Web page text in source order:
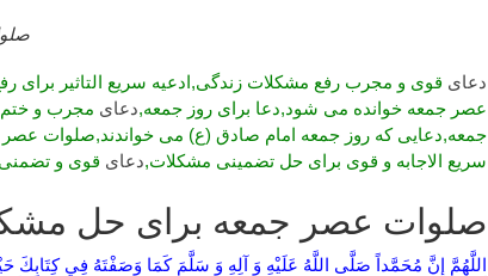
دعای قوی و مجرب رفع مشکلات زندگی,ادعیه سریع التاثیر برای
عصر جمعه خوانده می شود,دعا برای روز جمعه,دعای مجرب و ختم
جمعه,دعایی که روز جمعه امام صادق (ع) می خواندند,صلوات
سریع الاجابه و قوی برای حل تضمینی مشکلات,دعای قوی و
صلوات عصر جمعه برای حل
اللَّهُمَّ إِنَّ مُحَمَّداً صَلَّى اللَّهُ عَلَيْهِ وَ آلِهِ وَ سَلَّمَ كَمَا وَصَفْتَهُ‏ فِي‏ كِتَابِكَ‏ حَيْثُ‏ تَقُولُ‏ لَقَدْ جاءَكُمْ رَسُولٌ مِنْ أَنْفُسِكُمْ عَزِيزٌ عَلَيْهِ ما عَنِتُّمْ حَرِيصٌ عَلَيْكُمْ بِالْمُؤْمِنِينَ‏ رَؤُفٌ رَحِيمٌ‏ فَأَشْهَدُ أَنَّهُ كَذَلِكَ وَ أَنَّكَ لَمْ تَأْمُرْ بِالصَّلَاةِ عَلَيْهِ إِلَّا بَعْدَ أَنْ صَلَّيْتَ عَلَيْهِ أَنْتَ وَ مَلَائِكَتُكَ وَ أَنْزَلْتَ فِي مُحْكَمِ قُرْآنِكَ‏ إِنَّ اللَّهَ وَ مَلائِكَتَهُ يُصَلُّونَ عَلَى النَّبِيِّ يا أَيُّهَا الَّذِينَ آمَنُوا صَلُّوا عَلَيْهِ وَ سَلِّمُوا تَسْلِيماً لَا لِحَاجَةٍ إِلَى صَلَاةِ أَحَدٍ مِنَ الْمَخْلُوقِينَ بَعْدَ صَلَاتِكَ عَلَيْهِ وَ لَا إِلَى تَزْكِيَتِهِمْ إِيَّاهُ بَعْدَ تَزْكِيَتِكَ بَلِ الْخَلْقُ جَمِيعاً هُمُ الْمُحْتَاجُونَ إِلَى ذَلِكَ لِأَنَّكَ جَعَلْتَهُ بَابَكَ الَّذِي لَا تَقْبَلُ مِمَّنْ أَتَاكَ إِلَّا مِنْهُ وَ جَعَلْتَ الصَّلَاةَ عَلَيْهِ قُرْبَةً مِنْكَ وَ وَسِيلَةً إِلَيْكَ وَ زُلْفَةً عِنْدَكَ وَ دَلَلْتَ الْمُؤْمِنِينَ عَلَيْهِ وَ أَمَرْتَهُمْ بِالصَّلَاةِ عَلَيْهِ لِيَزْدَادُوا بِهَا أَثَرَةً لَدَيْكَ وَ كَرَامَةً عَلَيْكَ وَ وَكَّلْتَ بِالْمُصَلِّينَ عَلَيْهِ مَلَائِكَتَكَ يُصَلُّونَ عَلَيْهِ وَ يُبَلِّغُونَهُ صَلَاتَهُمْ وَ تَسْلِيمَهُمْ اللَّهُمَّ رَبَّ مُحَمَّدٍ صَلَّى اللَّهُ عَلَيْهِ وَ آلِهِ فَإِنِّي أَسْأَلُكَ بِمَا عَظَّمْتَ مِنْ أَمْرِ مُحَمَّدٍ وَ أَوْجَبْتَ مِنْ حَقِّهِ أَنْ تُطْلِقَ لِسَانِي مِنَ الصَّلَاةِ عَلَيْهِ بِمَا تُحِبُّ وَ تَرْضَى وَ بِمَا لَمْ تُطْلِقْ بِهِ لِسَانَ أَحَدٍ مِنْ خَلْقِكَ وَ لَمْ تُعْطِهِ إِيَّاهُ ثُمَّ تُؤْتِينِي عَلَى ذَلِكَ مُرَافَقَتَهُ حَيْثُ أَحْلَلْتَهُ عَلَى قُدْسِكَ وَ جَنَّاتِ فِرْدَوْسِكَ ثُمَّ لَا تُفَرِّقْ بَيْنِي وَ بَيْنَهُ اللَّهُمَّ إِنِّي أَبْدَأُ بِالشَّهَادَةِ لَهُ ثُمَّ بِالصَّلَاةِ عَلَيْهِ وَ إِنْ كُنْتُ لَا أَبْلُغُ مِنْ ذَلِكَ رِضَى نَفْسِي وَ لَا يُعَبِّرُهُ لِسَانِي عَنْ ضَمِيرِي وَ لَا أُلَامُ عَلَى التَّقْصِيرِ مِنِّي لِعَجْزِ قُدْرَتِي عَنْ بُلُوغِ الْوَاجِبِ عَلَيَّ مِنْهُ لِأَنَّهُ حَظٌّ لِي وَ حَقٌّ عَلَيَّ وَ أَدَاءٌ لِمَا أَوْجَبْتَ لَهُ فِي عُنُقِي أَنْ [أَنَّهُ‏] قَدْ بَلَّغَ رِسَالاتِكَ غَيْرَ مُفَرِّطٍ فِيمَا أَمَرْتَ وَ لَا مُجَاوِزٍ لِمَا نَهَيْتَ وَ لَا مُقَصِّرٍ فِيمَا أَرَدْتَ وَ لَا مُتَعَدٍّ لِمَا أَوْصَيْتَ وَ تَلَا آيَاتِكَ عَلَى مَا أَنْزَلْتَ إِلَيْهِ وَحْيَكَ وَ جَاهَدَ فِي سَبِيلِكَ مُقْبِلًا غَيْرَ مُدْبِرٍ وَ وَفَى بِعَهْدِكَ وَ صَدَّقَ وَعْدَكَ وَ صَدَعَ بِأَمْرِكَ لَا يَخَافُ فِيكَ لَوْمَةَ لَائِمٍ وَ بَاعَدَ فِيكَ الْأَقْرَبِينَ وَ قَرَّبَ فِيكَ الْأَبْعَدِينَ وَ أَمَرَ بِطَاعَتِكَ وَ ائْتَمَرَ بِهَا سِرّاً وَ عَلَانِيَةً وَ نَهَى عَنْ مَعْصِيَتِكَ وَ انْتَهَى عَنْهَا وَ أَشْهَدُ أَنَّهُ تَوَلَّى‏ مِنَ الدُّنْيَا رَاضِياً عَنْكَ مَرْضِيّاً عِنْدَكَ مَحْمُوداً فِي الْمُقَرَّبِينَ وَ أَنْبِيَائِكَ الْمُرْسَلِينَ وَ عِبَادِكَ الصَّالِحِينَ الْمُصْطَفَيْنَ وَ أَنَّهُ غَيْرُ مُلِيمٍ وَ لَا ذَمِيمٍ وَ أَنَّهُ لَمْ يَكُنْ مِنَ الْمُتَكَلِّفِينَ وَ أَنَّهُ لَمْ يَكُنْ سَاحِراً وَ لَا سُحِرَ لَهُ وَ لَا كَاهِناً وَ لَا تُكُهِّنَ لَهُ وَ لَا شَاعِراً وَ لَا شُعِرَ لَهُ وَ لَا كَذَّاباً وَ أَنَّهُ رَسُولُكَ وَ خَاتَمُ النَّبِيِّينَ‏ جاءَ بِالْحَقِ‏ مِنْ عِنْدِ الْحَقِ‏ وَ صَدَّقَ الْمُرْسَلِينَ‏ وَ أَشْهَدُ أَنَّ الَّذِينَ كَذَّبُوهُ ذَائِقُو الْعَذابِ الْأَلِيمِ‏ وَ أَشْهَدُ أَنَّ مَا أَتَانَا بِهِ مِنْ عِنْدِكَ وَ أَخْبَرَنَا بِهِ عَنْكَ أَنَّهُ الْحَقُّ الْيَقِينُ لَا شَكَّ فِيهِ مِنْ رَبِّ الْعَالَمِينَ اللَّهُمَّ فَصَلِّ عَلَى مُحَمَّدٍ عَبْدِكَ وَ رَسُولِكَ وَ نَبِيِّكَ وَ وَلِيِّكَ وَ نَجِيِّكَ وَ صَفِيِّكَ وَ صَفْوَتِكَ وَ خِيَرَتِكَ مِنْ خَلْقِكَ الَّذِي انْتَجَبْتَهُ لِرِسَالاتِكَ وَ اسْتَخْلَصْتَهُ لِدِينِكَ وَ اسْتَرْعَيْتَهُ عِبَادَكَ وَ ائْتَمَنْتَهُ عَلَى وَحْيِكَ عَلَمِ الْهُدَى وَ بَابِ النُّهَى وَ الْعُرْوَةِ الْوُثْقَى فِيمَا بَيْنَكَ وَ بَيْنَ خَلْقِكَ الشَّاهِدِ لَهُمْ وَ الْمُهَيْمِنِ عَلَيْهِمْ أَشْرَفَ وَ أَفْضَلَ وَ أَزْكَى‏ وَ أَطْهَرَ وَ أَنْمَى وَ أَطْيَبَ مَا صَلَّيْتَ عَلَى أَحَدٍ مِنْ خَلْقِكَ وَ أَنْبِيَائِكَ وَ رُسُلِكَ وَ أَصْفِيَائِكَ وَ الْمُخْلَصِينَ مِنْ عِبَادِكَ اللَّهُمَّ وَ اجْعَلْ صَلَوَاتِكَ وَ غُفْرَانَكَ وَ رِضْوَانَكَ وَ مُعَافَاتَكَ وَ كَرَامَتَكَ وَ رَحْمَتَكَ وَ مَنَّكَ وَ فَضْلَكَ وَ سَلَامَكَ وَ شَرَفَكَ وَ إِعْظَامَكَ وَ تَبْجِيلَكَ وَ صَلَوَاتِ مَلَائِكَتِكَ وَ رُسُلِكَ وَ أَنْبِيَائِكَ وَ الْأَوْصِيَاءِ وَ الشُّهَدَاءِ وَ الصِّدِّيقِينَ وَ عِبَادِكَ الصَّالِحِينَ‏ وَ حَسُنَ أُولئِكَ رَفِيقاً وَ أَهْلِ السَّمَاوَاتِ وَ الْأَرَضِينَ وَ مَا بَيْنَهُمَا وَ مَا فَوْقَهُمَا وَ مَا تَحْتَهُمَا وَ مَا بَيْنَ الْخَافِقَيْنِ وَ مَا بَيْنَ الْهَوَاءِ وَ الشَّمْسِ وَ الْقَمَرِ وَ النُّجُومِ وَ الْجِبَالِ وَ الشَّجَرِ وَ الدَّوَابِّ وَ مَا سَبَّحَ لَكَ فِي الْبَرِّ وَ الْبَحْرِ وَ فِي الظُّلْمَةِ وَ الضِّيَاءِ بِالْغُدُوِّ وَ الْآصالِ‏ وَ فِي آنَاءِ اللَّيْلِ وَ أَطْرَافِ النَّهَارِ وَ سَاعَاتِهِ عَلَى مُحَمَّدِ بْنِ عَبْدِ اللَّهِ سَيِّدِ الْمُرْسَلِينَ وَ خَاتَمِ النَّبِيِّينَ وَ إِمَامِ الْمُتَّقِينَ وَ مَوْلَى الْمُؤْمِنِينَ وَ وَلِيِّ الْمُسْلِمِينَ وَ قَائِدِ الْغُرِّ الْمُحَجَّلِينَ وَ رَسُولِ رَبِّ الْعَالَمِينَ‏ إِلَى الْجِنِّ وَ الْإِنْسِ وَ الْأَعْجَمِينَ وَ الشَّاهِدِ الْبَشِيرِ وَ الْأَمِيرِ النَّذِيرِ الدَّاعِي إِلَيْكَ بِإِذْنِكَ السِّرَاجِ الْمُنِيرِ اللَّهُمَّ صَلِّ عَلَى مُحَمَّدٍ وَ آلِ مُحَمَّدٍ فِي الْأَوَّلِينَ اللَّهُمَّ صَلِّ عَلَى مُحَمَّدٍ فِي الْآخِرِينَ وَ صَلِّ عَلَى مُحَمَّدٍ يَوْمَ الدِّينِ‏ يَوْمَ يَقُومُ النَّاسُ لِرَبِّ الْعالَمِينَ‏ اللَّهُمَّ صَلِّ عَلَى مُحَمَّدٍ كَمَا هَدَيْتَنَا بِهِ اللَّهُمَّ صَلِّ عَلَى مُحَمَّدٍ كَمَا أَنْعَشْتَنَا بِهِ اللَّهُمَّ صَلِّ عَلَى مُحَمَّدٍ كَمَا اسْتَنْقَذْتَنَا بِهِ اللَّهُمَّ صَلِّ عَلَى مُحَمَّدٍ كَمَا أَحْيَيْتَنَا بِهِ اللَّهُمَّ صَلِّ عَلَى مُحَمَّدٍ كَمَا شَرَّفْتَنَا بِهِ اللَّهُمَّ صَلِّ عَلَى مُحَمَّدٍ كَمَا أَعْزَزْتَنَا بِهِ اللَّهُمَّ صَلِّ عَلَى مُحَمَّدٍ كَمَا فَضَّلْتَنَا بِهِ اللَّهُمَّ اجْزِ نَبِيَّنَا مُحَمَّداً صَلَّى اللَّهُ عَلَيْهِ وَ آلِهِ أَفْضَلَ مَا أَنْتَ جَازٍ يَوْمَ الْقِيَامَةِ نَبِيّاً عَنْ أُمَّتِهِ وَ رَسُولًا عَمَّنْ أَرْسَلْتَهُ إِلَيْهِ اللَّهُمَّ اخْصُصْهُ بِأَفْضَلِ قِسَمِ الْفَضَائِلِ وَ بَلِّغْهُ أَعْلَى شَرَفِ الْمُكْرَمِينَ مِنَ الدَّرَجَاتِ الْعُلَى فِي أَعْلَى عِلِّيِّينَ‏ فِي جَنَّاتٍ وَ نَهَرٍ فِي مَقْعَدِ صِدْقٍ عِنْدَ مَلِيكٍ مُقْتَدِرٍ اللَّهُمَّ أَعْطِ مُحَمَّداً صَلَّى اللَّهُ عَلَيْهِ وَ آلِهِ حَتَّى يَرْضَى وَ زِدْهُ بَعْدَ الرِّضَا وَ اجْعَلْهُ أَكْرَمَ خَلْقِكَ مِنْكَ مَجْلِساً وَ أَعْظَمَهُمْ عِنْدَكَ‏ جَاهاً وَ أَوْفَرَهُمْ عِنْدَكَ حَظّاً فِي كُلِّ خَيْرٍ أَنْتَ قَاسِمُهُ بَيْنَهُمْ اللَّهُمَّ أَوْرِدْ عَلَيْهِ مِنْ ذُرِّيَّتِهِ وَ أَزْوَاجِهِ وَ أَهْلِ بَيْتِهِ وَ ذَوِي قَرَابَتِهِ وَ أُمَّتِهِ مَنْ تُقِرُّ بِهِ عَيْنَهُ وَ أَقْرِرْ عُيُونَنَا بِرُؤْيَتِهِ وَ لَا تُفَرِّقْ بَيْنَنَا وَ بَيْنَهُ اللَّهُمَّ صَلِّ عَلَى مُحَمَّدٍ وَ آلِ مُحَمَّدٍ وَ أَعْطِهِ مِنَ الْوَسِيلَةِ وَ الْفَضِيلَةِ وَ الشَّرَفِ وَ الْكَرَامَةِ مَا يَغْبِطُهُ بِهِ الْمَلَائِكَةُ الْمُقَرَّبُونَ وَ النَّبِيُّونَ وَ الْمُرْسَلُونَ وَ الْخَلْقُ أَجْمَعُونَ اللَّهُمَّ بَيِّضْ وَجْهَهُ وَ أَعْلِ